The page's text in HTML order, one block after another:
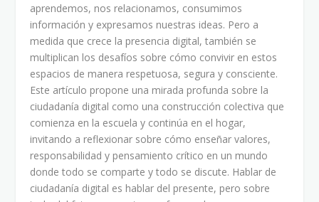
aprendemos, nos relacionamos, consumimos
información y expresamos nuestras ideas. Pero a
medida que crece la presencia digital, también se
multiplican los desafíos sobre cómo convivir en estos
espacios de manera respetuosa, segura y consciente.
Este artículo propone una mirada profunda sobre la
ciudadanía digital como una construcción colectiva que
comienza en la escuela y continúa en el hogar,
invitando a reflexionar sobre cómo enseñar valores,
responsabilidad y pensamiento crítico en un mundo
donde todo se comparte y todo se discute. Hablar de
ciudadanía digital es hablar del presente, pero sobre